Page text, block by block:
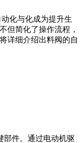
化与化成为提升生
但简化了操作流程，
详细介绍出料阀的自
部件。通过电动机驱